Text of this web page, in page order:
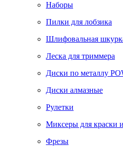
Наборы
Пилки для лобзика
Шлифовальная
Леска для триммера
Диски по металлу
Диски алмазные
Рулетки
Миксеры для краски
Фрезы